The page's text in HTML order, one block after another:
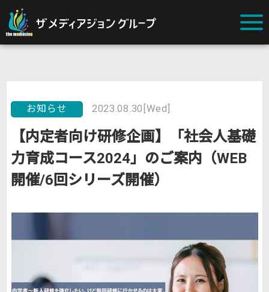
お知らせ 2023.08.30[Wed]
【内定者向け研修企画】「社会人基礎
力育成コース2024」のご案内（WEB
開催/6回シリーズ開催）